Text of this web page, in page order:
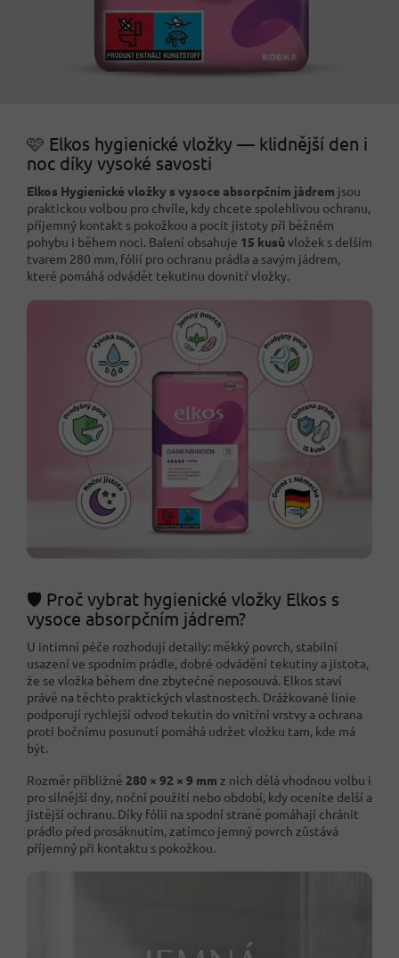
🩷 Elkos hygienické vložky — klidnější den i
noc díky vysoké savosti
Elkos Hygienické vložky s vysoce absorpčním jádrem jsou
praktickou volbou pro chvíle, kdy chcete spolehlivou ochranu,
příjemný kontakt s pokožkou a pocit jistoty při běžném
pohybu i během noci. Balení obsahuje 15 kusů vložek s delším
tvarem 280 mm, fólií pro ochranu prádla a savým jádrem,
které pomáhá odvádět tekutinu dovnitř vložky.
🛡️ Proč vybrat hygienické vložky Elkos s
vysoce absorpčním jádrem?
U intimní péče rozhodují detaily: měkký povrch, stabilní
usazení ve spodním prádle, dobré odvádění tekutiny a jistota,
že se vložka během dne zbytečně neposouvá. Elkos staví
právě na těchto praktických vlastnostech. Drážkované linie
podporují rychlejší odvod tekutin do vnitřní vrstvy a ochrana
proti bočnímu posunutí pomáhá udržet vložku tam, kde má
být.
Rozměr přibližně 280 × 92 × 9 mm z nich dělá vhodnou volbu i
pro silnější dny, noční použití nebo období, kdy oceníte delší a
jistější ochranu. Díky fólii na spodní straně pomáhají chránit
prádlo před prosáknutím, zatímco jemný povrch zůstává
příjemný při kontaktu s pokožkou.